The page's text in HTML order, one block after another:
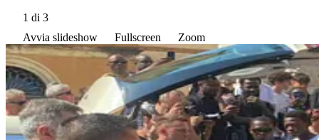
1 di 3
Avvia slideshow
Fullscreen Zoom